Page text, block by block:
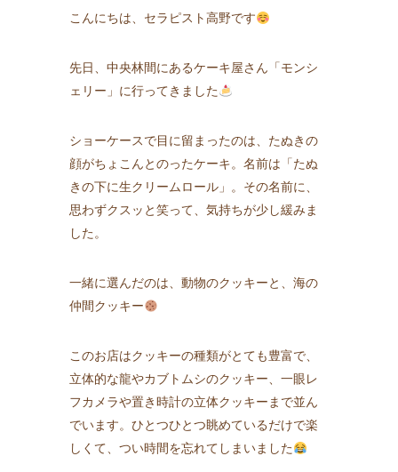
こんにちは、セラピスト高野です
先日、中央林間にあるケーキ屋さん「モンシ
ェリー」に行ってきました
ショーケースで目に留まったのは、たぬきの
顔がちょこんとのったケーキ。名前は「たぬ
きの下に生クリームロール」。その名前に、
思わずクスッと笑って、気持ちが少し緩みま
した。
一緒に選んだのは、動物のクッキーと、海の
仲間クッキー
このお店はクッキーの種類がとても豊富で、
立体的な龍やカブトムシのクッキー、一眼レ
フカメラや置き時計の立体クッキーまで並ん
でいます。ひとつひとつ眺めているだけで楽
しくて、つい時間を忘れてしまいました